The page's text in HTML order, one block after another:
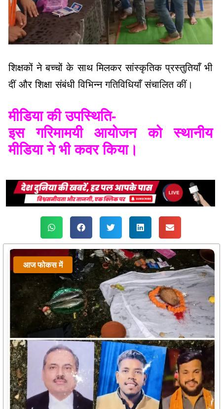
शिक्षकों ने बच्चों के साथ मिलकर सांस्कृतिक प्रस्तुतियाँ भी
दीं और शिक्षा संबंधी विभिन्न गतिविधियाँ संचालित कीं।
मीडिया की उपस्थिति-
इस गरिमामयी आयोजन को स्थानीय
मीडिया ने भी कवर किया।
आज फोकस में